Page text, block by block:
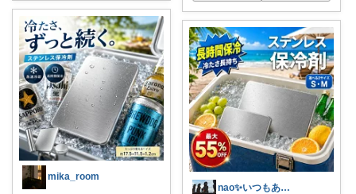
mika_room
nao✨いつもありがとう😊